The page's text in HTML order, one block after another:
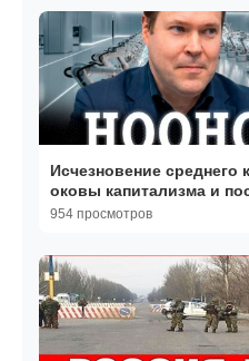
Исчезновение среднего
оковы капитализма и
Павлов
954 просмотров